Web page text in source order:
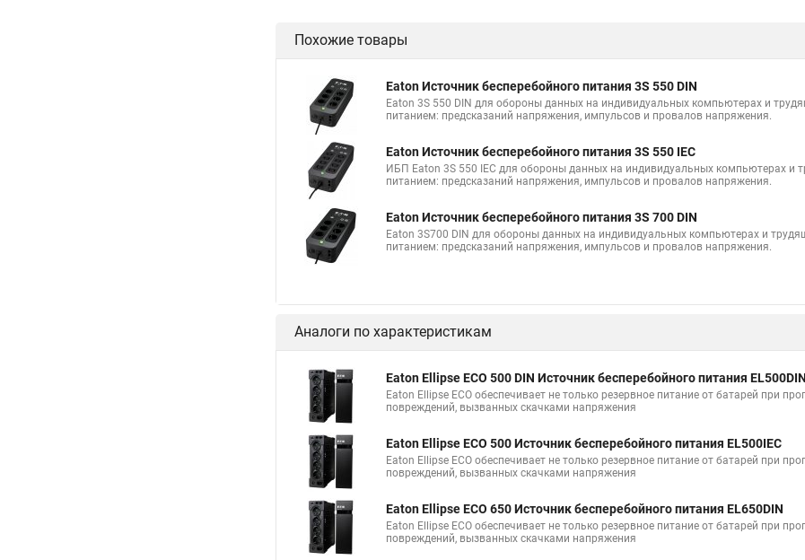
Похожие товары
Eaton Источник бесперебойного питания 3S 550 DIN
Eaton 3S 550 DIN для обороны данных на индивидуальных компьютерах и
питанием: предсказаний напряжения, импульсов и провалов напряжения.
Eaton Источник бесперебойного питания 3S 550 IEC
ИБП Eaton 3S 550 IEC для обороны данных на индивидуальных компьютерах и
питанием: предсказаний напряжения, импульсов и провалов напряжения.
Eaton Источник бесперебойного питания 3S 700 DIN
Eaton 3S700 DIN для обороны данных на индивидуальных компьютерах и
питанием: предсказаний напряжения, импульсов и провалов напряжения.
Аналоги по характеристикам
Eaton Ellipse ECO 500 DIN Источник бесперебойного питания EL500DIN
Eaton Ellipse ECO обеспечивает не только резервное питание от батарей при
повреждений, вызванных скачками напряжения
Eaton Ellipse ECO 500 Источник бесперебойного питания EL500IEC
Eaton Ellipse ECO обеспечивает не только резервное питание от батарей при
повреждений, вызванных скачками напряжения
Eaton Ellipse ECO 650 Источник бесперебойного питания EL650DIN
Eaton Ellipse ECO обеспечивает не только резервное питание от батарей при
повреждений, вызванных скачками напряжения